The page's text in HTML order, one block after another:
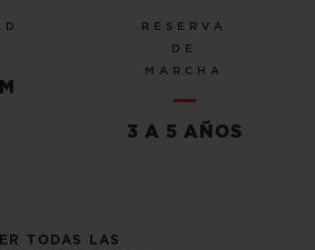
RESERVA
DE
MARCHA
3 A 5 AÑOS
TODAS LAS